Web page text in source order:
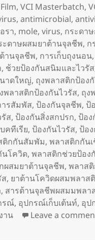
,VCI Masterbatch,
,antimicrobial,
รา, mole,virus, กระดา
ะดาษผสมยาต้านจุลชีพ, ก
านจุลชีพ, การเก็บถุงนอน,
, ช้วยป้องกันสนิมและไวรัส
าดใหญ่, ถุงพลาสติกป้อง
พลาสติกป้องกันไวรัส, ถุง
รสัมพัส, ป้องกันจุลชีพ, ป้
ส, ป้องกันสิ่งสกปรก, ป้อง
คทีเรีย, ป้องกันไวรัส, ป้อ
ติกกันสัมพัม,พลาสติกกัน
โควิด,พลาสติกช่วยป้อง
ผสมยาต้านจุลชีพ,พลาส
, ยาต้านโควิดผสมพลาส
, สารต้านจุลชีพผสมมพลา
รณ์, อุปกรณ์เก็บเต้นท์, อุป
าน Leave a